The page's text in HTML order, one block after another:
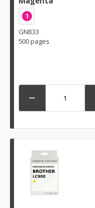
1
GNB33
500 pages
